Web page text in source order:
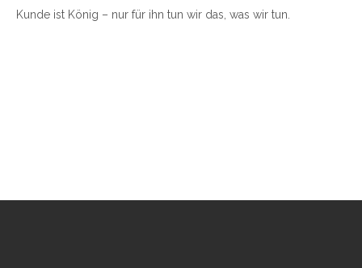
Kunde ist König – nur für ihn tun wir das, was wir tun.